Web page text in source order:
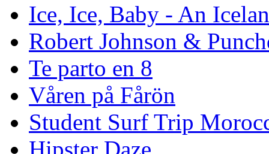
Ice, Ice, Baby - An
Robert Johnson &
Te parto en 8
Våren på Fårön
Student Surf Trip
Hipster Daze